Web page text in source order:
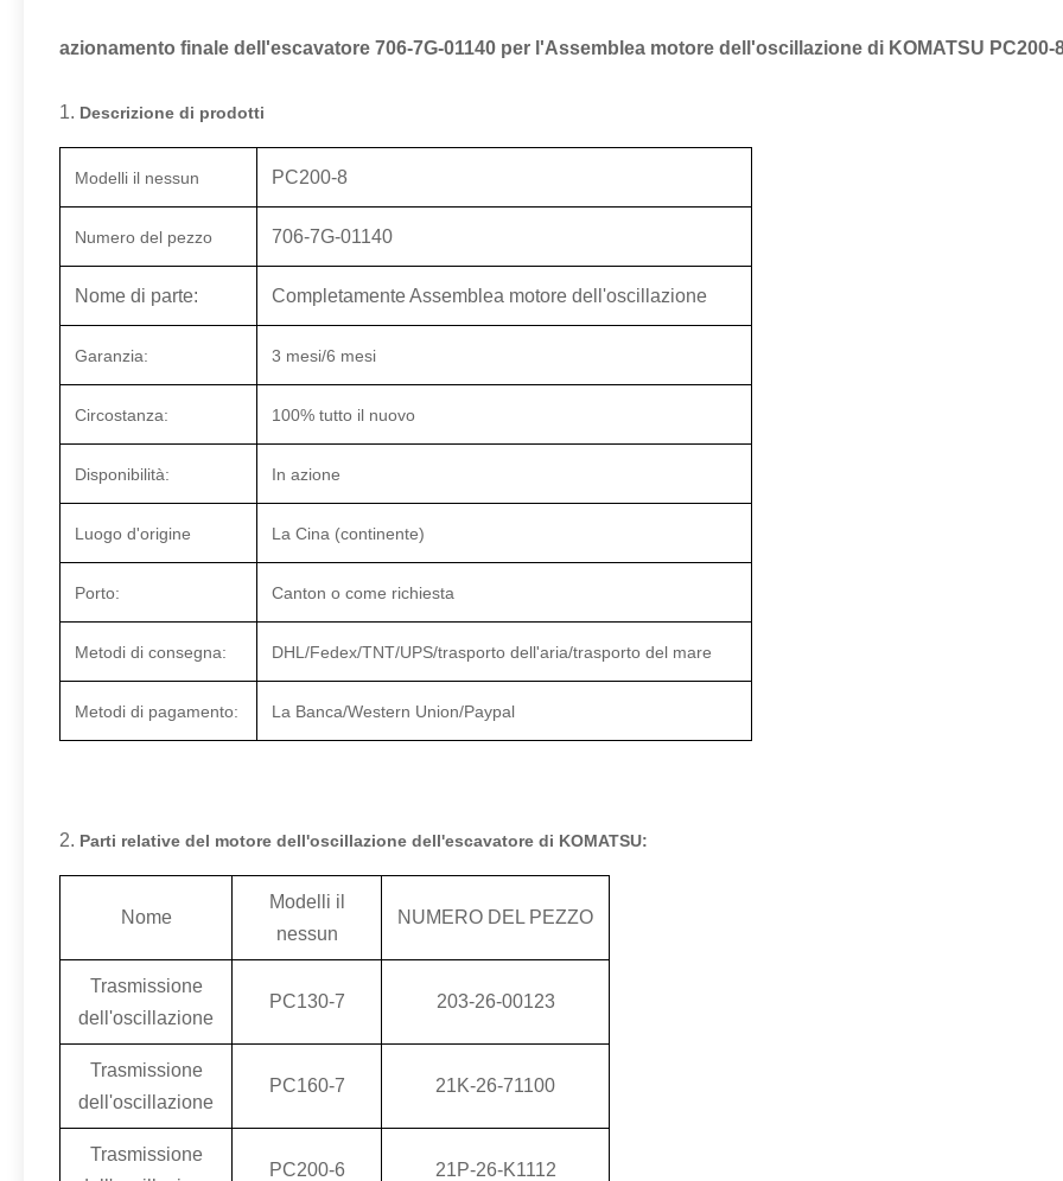
azionamento finale dell'escavatore 706-7G-01140 per l'Assemblea motore dell'oscillazione di KOMATSU PC200-
1. Descrizione di prodotti
Modelli il nessun PC200-8
Numero del pezzo 706-7G-01140
Nome di parte: Completamente Assemblea motore dell'oscillazione
Garanzia: 3 mesi/6 mesi
Circostanza: 100% tutto il nuovo
Disponibilità: In azione
Luogo d'origine La Cina (continente)
Porto: Canton o come richiesta
Metodi di consegna: DHL/Fedex/TNT/UPS/trasporto dell'aria/trasporto del mare
Metodi di pagamento: La Banca/Western Union/Paypal
2. Parti relative del motore dell'oscillazione dell'escavatore di KOMATSU:
Nome
Modelli il
nessun
NUMERO DEL PEZZO
Trasmissione
dell'oscillazione
PC130-7 203-26-00123
Trasmissione
dell'oscillazione
PC160-7 21K-26-71100
Trasmissione
PC200-6 21P-26-K1112